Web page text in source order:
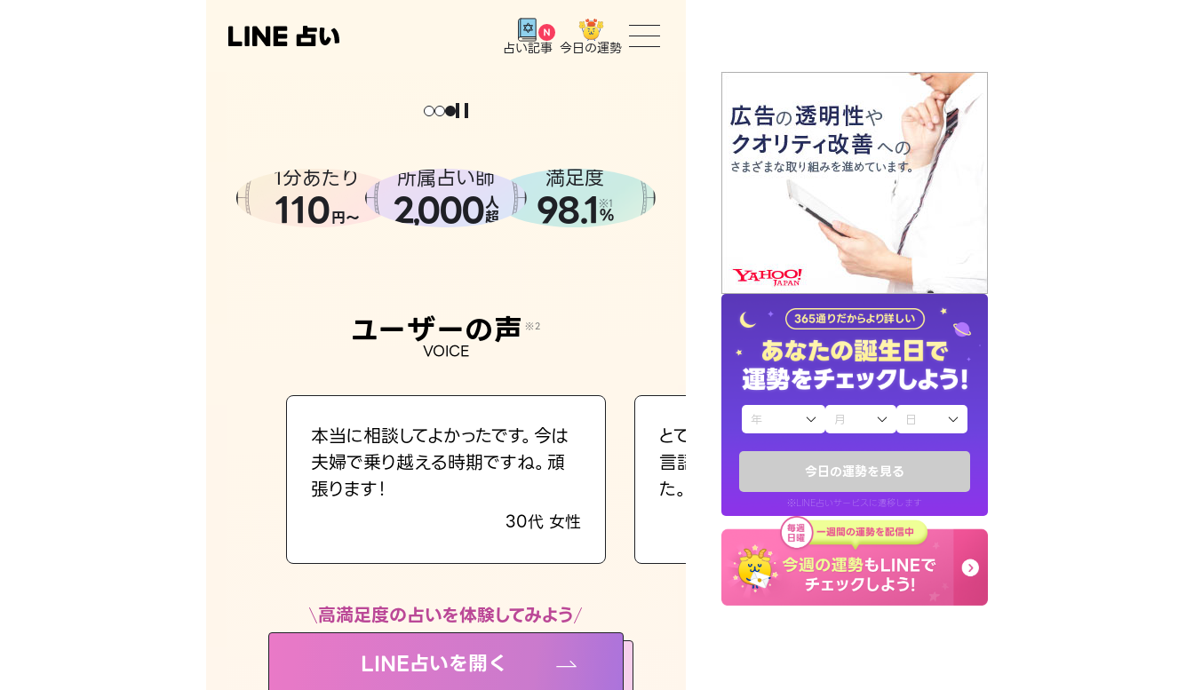
今日の運勢を見る
※LINE占いサービスに遷移します
占い記事 今日の運勢
トップ
ユーザーの声
占いの流れ
おすすめの占い師
よくある質問
えもじの子（占）12星座占い
お知らせ
。
1分あたり
110円〜
所属占い師
2,000人
超
満足度
98.1 ※1
%
ユーザーの声 ※2
VOICE
本当に相談してよかったです。今は
夫婦で乗り越える時期ですね。頑
張ります！
30代 女性
とても的確で感じていた違和感を
言語化してくれたので腑に落ちまし
た。
30代 女性
高満足度の占いを体験してみよう
LINE占いを開く